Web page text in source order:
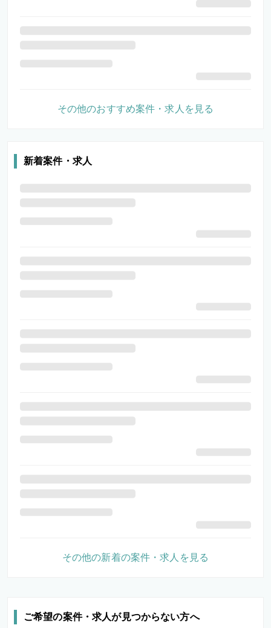
ご希望の案件・求人が見つからない方へ
その他のおすすめ案件・求人を見る
新着案件・求人
その他の新着の案件・求人を見る